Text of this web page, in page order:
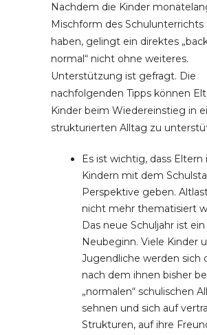
Nachdem die Kinder
Mischform des Schulunterrichts
haben, gelingt ein direktes
normal“ nicht ohne weiteres.
Unterstützung ist gefragt. Die
nachfolgenden Tipps können
Kinder beim Wiedereinstieg in
strukturierten Alltag zu
Es ist wichtig, dass Eltern
Kindern mit dem
Perspektive geben.
nicht mehr thematisiert
Das neue Schuljahr ist ein
Neubeginn. Viele Kinder
Jugendliche werden sich
nach dem ihnen bisher
„normalen“ schulischen
sehnen und sich auf
Strukturen, auf ihre